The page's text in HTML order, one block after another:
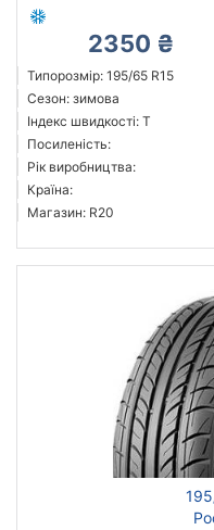
2350 ₴
Типорозмір: 195/65 R15
Сезон: зимова
Індекс швидкості: T
Посиленість:
Рік виробництва:
Країна:
Магазин: R20
Скинути